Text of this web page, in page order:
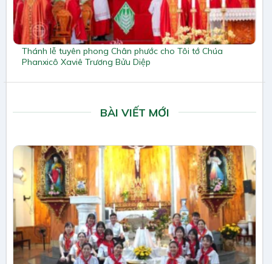
Thánh lễ tuyên phong Chân phước cho Tôi tớ Chúa
Phanxicô Xaviê Trương Bửu Diệp
BÀI VIẾT MỚI